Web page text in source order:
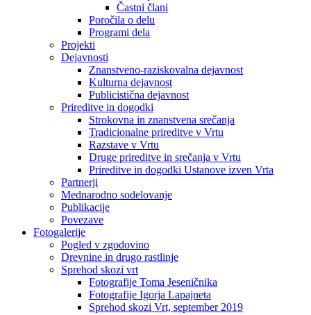
Častni člani
Poročila o delu
Programi dela
Projekti
Dejavnosti
Znanstveno-raziskovalna dejavnost
Kulturna dejavnost
Publicistična dejavnost
Prireditve in dogodki
Strokovna in znanstvena srečanja
Tradicionalne prireditve v Vrtu
Razstave v Vrtu
Druge prireditve in srečanja v Vrtu
Prireditve in dogodki Ustanove izven Vrta
Partnerji
Mednarodno sodelovanje
Publikacije
Povezave
Fotogalerije
Pogled v zgodovino
Drevnine in drugo rastlinje
Sprehod skozi vrt
Fotografije Toma Jeseničnika
Fotografije Igorja Lapajneta
Sprehod skozi Vrt, september 2019